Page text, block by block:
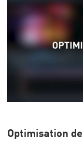
Optimisation